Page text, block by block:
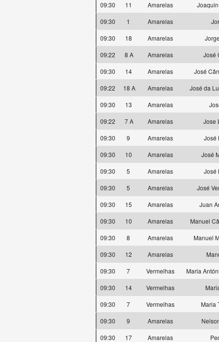
09:30
11 Amarelas
09:30
1 Amarelas
09:30
18 Amarelas
09:22
8 A Amarelas
José
09:30
14 Amarelas
José
09:22
18 A Amarelas
José da
09:30
13 Amarelas
09:22
7 A Amarelas
Jose
09:30
9 Amarelas
José
09:30
10 Amarelas
José
09:30
5 Amarelas
José
09:30
5 Amarelas
José
09:30
15 Amarelas
Juan
09:30
10 Amarelas
Manuel
09:30
8 Amarelas
Manuel
09:30
12 Amarelas
09:30
7 Vermelhas
Maria
09:30
14 Vermelhas
09:30
7 Vermelhas
Maria
09:30
9 Amarelas
09:30
17 Amarelas